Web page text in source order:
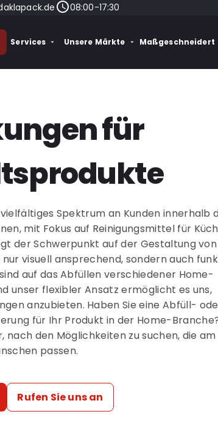
08:00-17:30
Services Unsere Märkte Maßgeschneidert
für
Spektrum an Kunden innerhalb
mit Fokus auf Reinigungsmittel für
der Schwerpunkt auf der Gestaltung von
visuell ansprechend, sondern auch
auf das Abfüllen verschiedener Home-
unser flexibler Ansatz ermöglicht es uns,
anzubieten. Haben Sie eine Abfüll-
für Ihr Produkt in der Home-
nach den Möglichkeiten zu suchen, die
passen.
Rufen Sie uns an